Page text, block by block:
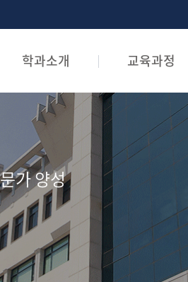
학과소개 교육과정
가 양성